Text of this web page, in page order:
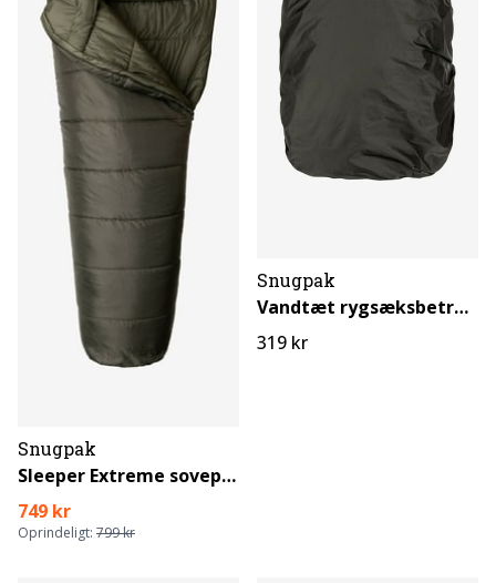
Snugpak
Sleeper Extreme sovepose
749 kr
Oprindeligt: 799 kr
Snugpak
Vandtæt rygsæksbetræk 100L
319 kr